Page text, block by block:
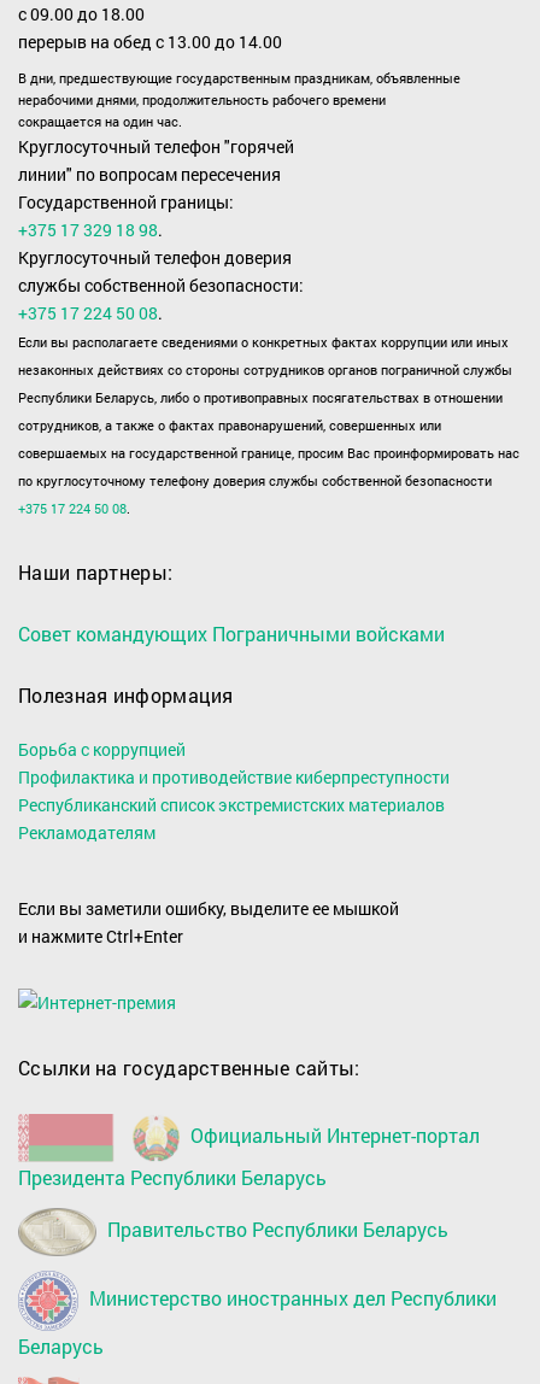
с 09.00 до 18.00
перерыв на обед с 13.00 до 14.00
В дни, предшествующие государственным праздникам, объявленные
нерабочими днями, продолжительность рабочего времени
сокращается на один час.
Круглосуточный телефон "горячей
линии" по вопросам пересечения
Государственной границы:
+375 17 329 18 98.
Круглосуточный телефон доверия
службы собственной безопасности:
+375 17 224 50 08.
Если вы располагаете сведениями о конкретных фактах коррупции или иных
незаконных действиях со стороны сотрудников органов пограничной службы
Республики Беларусь, либо о противоправных посягательствах в отношении
сотрудников, а также о фактах правонарушений, совершенных или
совершаемых на государственной границе, просим Вас проинформировать нас
по круглосуточному телефону доверия службы собственной безопасности
+375 17 224 50 08.
Наши партнеры:
Совет командующих Пограничными войсками
Полезная информация
Борьба с коррупцией
Профилактика и противодействие киберпреступности
Республиканский список экстремистских материалов
Рекламодателям
Если вы заметили ошибку, выделите ее мышкой
и нажмите Ctrl+Enter
Ссылки на государственные сайты:
Официальный Интернет-портал
Президента Республики Беларусь
Правительство Республики Беларусь
Министерство иностранных дел Республики
Беларусь